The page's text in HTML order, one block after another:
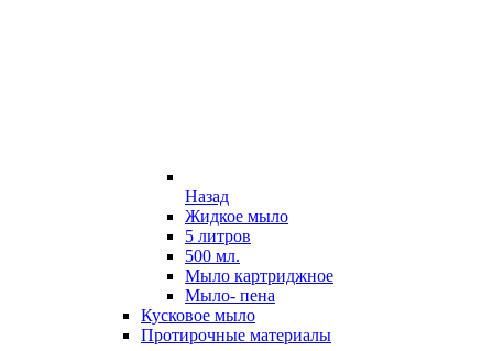
Назад
Жидкое мыло
5 литров
500 мл.
Мыло картриджное
Мыло- пена
Кусковое мыло
Протирочные материалы